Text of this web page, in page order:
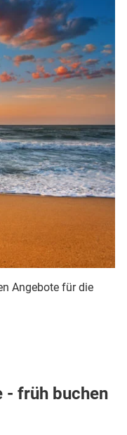
Angebote für die
- früh buchen